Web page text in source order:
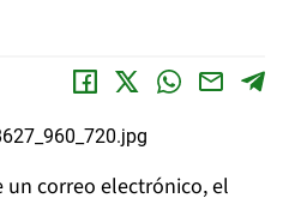
un correo electrónico, el